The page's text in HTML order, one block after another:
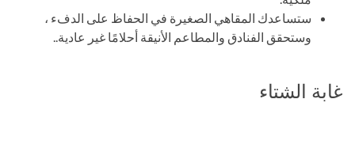
ستساعدك المقاهي الصغيرة في الحفاظ على الدفء ،
وستحقق الفنادق والمطاعم الأنيقة أحلامًا غير عادية..
غابة الشتاء